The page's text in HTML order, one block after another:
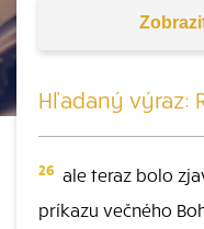
Hľadaný výraz:
26 ale teraz bolo
príkazu večného